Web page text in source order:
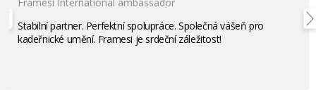
Framesi International ambassador
Stabilní partner. Perfektní spolupráce. Společná vášeň pro
kadeřnické umění. Framesi je srdeční záležitost!